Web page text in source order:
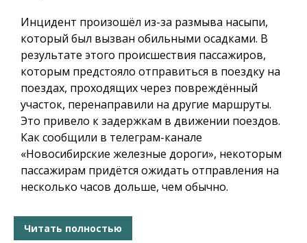
Инцидент произошёл из-за размыва насыпи,
который был вызван обильными осадками. В
результате этого происшествия пассажиров,
которым предстояло отправиться в поездку на
поездах, проходящих через повреждённый
участок, перенаправили на другие маршруты.
Это привело к задержкам в движении поездов.
Как сообщили в телеграм-канале
«Новосибирские железные дороги», некоторым
пассажирам придётся ожидать отправления на
несколько часов дольше, чем обычно.
Читать полностью